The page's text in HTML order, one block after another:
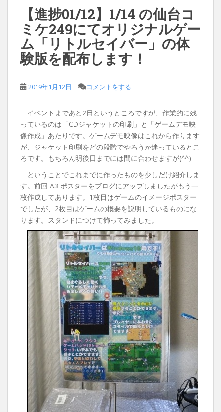
【進捗01/12】1/14 の仙台コ
ミケ249にてオリジナルゲー
ム「リトルセイバー」の体
験版を配布します！
2019年1月12日 コメントをする
イベントまであと2日というところですが、作業的に残
っているのは「CDジャケットの印刷」と「ゲームデモ映
像作成」あたりです。ゲームデモ映像はこれから作ります
が、ジャケット印刷をどの段階でやろうか迷っているとこ
ろです。もちろん明後日までには間に合わせますが(^^)
ということでこれまでに作ったものを少しだけ紹介しま
す。前回 A3 ポスターをブログにアップしましたがもう一
枚作成してあります。1枚目はゲームのイメージポスター
でしたが、2枚目はゲームの概要を説明しているものにな
ります。スタンドにつけて飾ってみました。